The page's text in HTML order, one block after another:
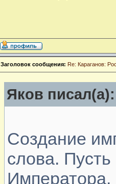
Заголовок сообщения: Re: Караганов:
Яков писал(а):
Создание
слова.
Императора,